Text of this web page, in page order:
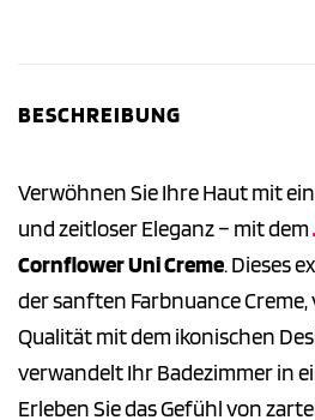
BESCHREIBUNG
Verwöhnen Sie Ihre Haut mit
und zeitloser Eleganz – mit dem
Cornflower Uni Creme. Dieses
der sanften Farbnuance
Qualität mit dem ikonischen
verwandelt Ihr Badezimmer in
Erleben Sie das Gefühl von